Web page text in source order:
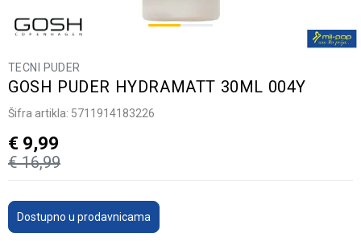
TECNI PUDER
GOSH PUDER HYDRAMATT 30ML 004Y
Šifra artikla: 5711914183226
€ 16,99
€ 9,99
Dostupno u prodavnicama